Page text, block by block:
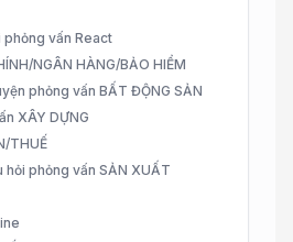
phỏng vấn React
NGÂN HÀNG/BẢO HIỂM
phỏng vấn BẤT ĐỘNG SẢN
XÂY DỰNG
THUẾ
hỏi phỏng vấn SẢN XUẤT